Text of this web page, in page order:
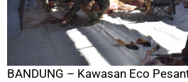
BANDUNG – Kawasan Eco